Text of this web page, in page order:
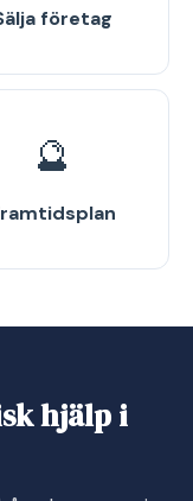
företag
🔮
hjälp i